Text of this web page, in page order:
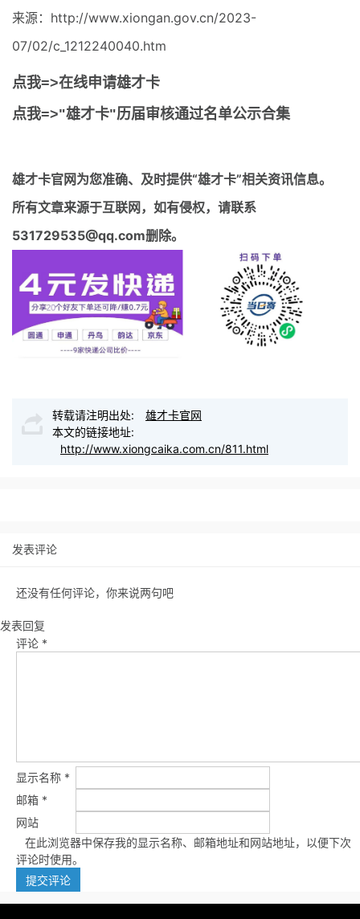
来源：http://www.xiongan.gov.cn/2023-
07/02/c_1212240040.htm
点我=>在线申请雄才卡
点我=>"雄才卡"历届审核通过名单公示合集
雄才卡官网为您准确、及时提供“雄才卡”相关资讯信息。
所有文章来源于互联网，如有侵权，请联系
531729535@qq.com删除。
转载请注明出处:
雄才卡官网
本文的链接地址:
http://www.xiongcaika.com.cn/811.html
发表评论
还没有任何评论，你来说两句吧
发表回复
评论 *
显示名称 *
邮箱 *
网站
在此浏览器中保存我的显示名称、邮箱地址和网站地址，以便下次
评论时使用。